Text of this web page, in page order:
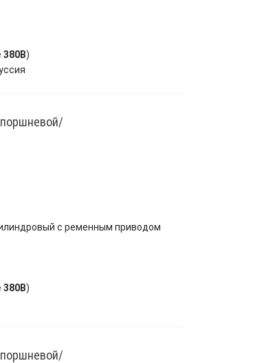
380В)
с ременным приводом
380В)